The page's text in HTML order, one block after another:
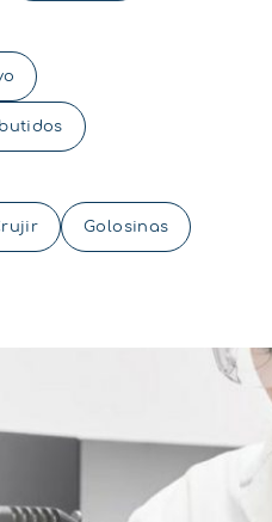
Golosinas